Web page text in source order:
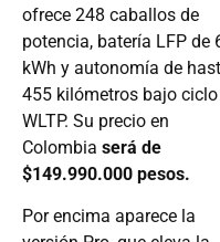
ofrece 248 caballos de
potencia, batería LFP de
kWh y autonomía de
455 kilómetros bajo ciclo
WLTP. Su precio en
Colombia será de
$149.990.000 pesos.
Por encima aparece la